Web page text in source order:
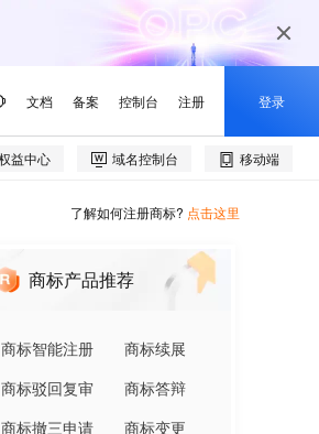
了解如何注册商标? 点击这里
商标产品推荐
商标智能注册
商标续展
商标驳回复审
商标答辩
商标撤三申请
商标变更